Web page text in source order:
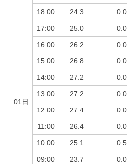
01日
18:00 24.3 0.0
17:00 25.0 0.0
16:00 26.2 0.0
15:00 26.8 0.0
14:00 27.2 0.0
13:00 27.2 0.0
12:00 27.4 0.0
11:00 26.4 0.0
10:00 25.1 0.5
09:00 23.7 0.0